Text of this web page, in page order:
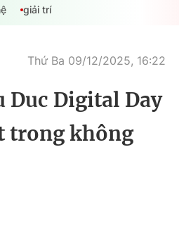
tếgiải trí
Thứ Ba 09/12/2025, 16:22
Duc Digital Day
trong không